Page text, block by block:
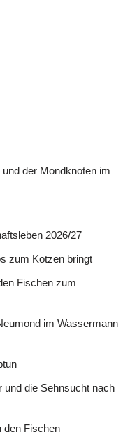
der Mondknoten im
2026/27
zum Kotzen bringt
Fischen zum
im Wassermann
und die Sehnsucht nach
den Fischen